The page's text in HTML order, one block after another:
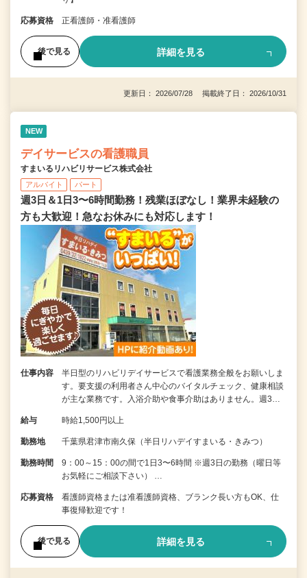
応募資格 正看護師・准看護師
後で見る 詳細を見る
更新日： 2026/07/28 掲載終了日： 2026/10/31
NEW
デイサービスの看護職員
すまいるリハビリサービス株式会社
アルバイト パート
週3日＆1日3〜6時間勤務！残業ほぼなし！業界未経験の
方も大歓迎！急なお休みにも対応します！
仕事内容
半日型のリハビリデイサービスで看護業務全般をお願いしま
す。要支援の利用者さん中心のバイタルチェック、健康相談
が主な業務です。入浴介助や食事介助はありません。週3…
給与 時給1,500円以上
勤務地 千葉県君津市南久保（半日リハデイすまいる・きみつ）
勤務時間
9：00～15：00の間で1日3〜6時間 ※週3日の勤務（曜日等
お気軽にご相談下さい） …
応募資格
看護師資格または准看護師資格、ブランク長い方もOK、仕
事復帰歓迎です！
後で見る 詳細を見る